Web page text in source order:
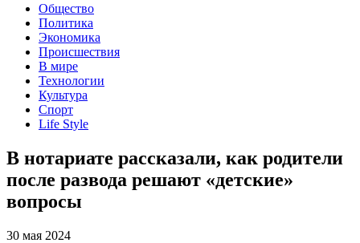
Общество
Политика
Экономика
Происшествия
В мире
Технологии
Культура
Спорт
Life Style
В нотариате рассказали, как родители
после развода решают «детские»
вопросы
30 мая 2024